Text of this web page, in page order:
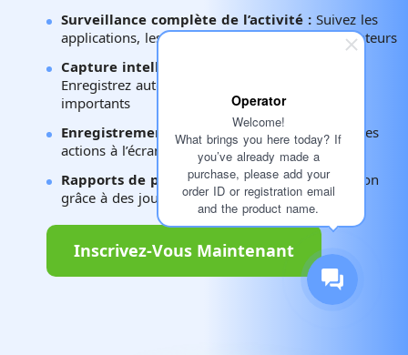
Operator
Welcome!
What brings you here today? If
you’ve already made a
purchase, please add your
order ID or registration email
and the product name.
Surveillance complète de l’activité : Suivez les
applications, les sites web et l’activité des utilisateurs
Capture intelligente de captures d’écran :
Enregistrez automatiquement les moments
importants
Enregistrement d’écran : Examinez en détail les
actions à l’écran
Rapports de productivité :Analysez l’utilisation
grâce à des journaux et des résumés détaillés
Inscrivez-Vous Maintenant